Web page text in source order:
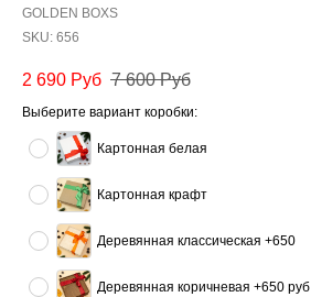
GOLDEN BOXS
SKU: 656
2 690 Руб 7 600 Руб
Выберите вариант коробки:
Картонная белая
Картонная крафт
Деревянная классическая +650
Деревянная коричневая +650 руб